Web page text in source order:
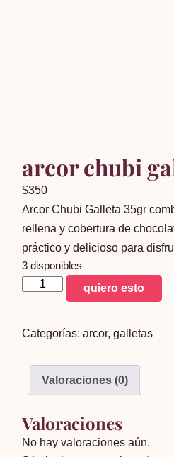
arcor chubi
$350
Arcor Chubi Galleta 35gr
rellena y cobertura de
práctico y delicioso para
3 disponibles
arcor
35gr
quiero esto
Categorías:arcor,galletas
Valoraciones (0)
Valoraciones
No hay valoraciones aún.